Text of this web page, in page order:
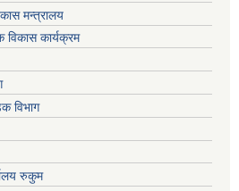
मन्त्रालय
विकास कार्यक्रम
विभाग
रुकुम